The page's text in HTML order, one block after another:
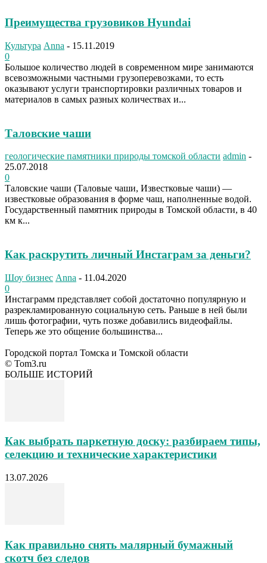
Преимущества грузовиков Hyundai
Культура Anna - 15.11.2019
0
Большое количество людей в современном мире занимаются
всевозможными частными грузоперевозками, то есть
оказывают услуги транспортировки различных товаров и
материалов в самых разных количествах и...
Таловские чаши
геологические памятники природы томской области admin -
25.07.2018
0
Таловские чаши (Таловые чаши, Известковые чаши) —
известковые образования в форме чаш, наполненные водой.
Государственный памятник природы в Томской области, в 40
км к...
Как раскрутить личный Инстаграм за деньги?
Шоу бизнес Anna - 11.04.2020
0
Инстаграмм представляет собой достаточно популярную и
разрекламированную социальную сеть. Раньше в ней были
лишь фотографии, чуть позже добавились видеофайлы.
Теперь же это общение большинства...
Городской портал Томска и Томской области
© Tom3.ru
БОЛЬШЕ ИСТОРИЙ
Как выбрать паркетную доску: разбираем типы,
селекцию и технические характеристики
13.07.2026
Как правильно снять малярный бумажный
скотч без следов